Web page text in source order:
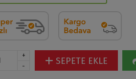
+
-
SEPETE EKLE